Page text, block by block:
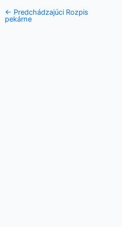
← Predchádzajúci Rozpis
pekárne